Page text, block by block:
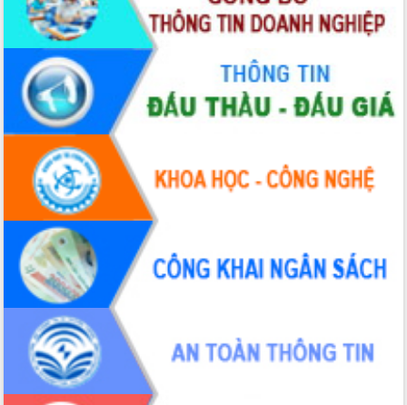
Thứ trưởng Bộ Y tế làm việc với tỉnh
Đắk Lắk về phát triển nhân lực y tế
cho trạm y tế cấp xã
Du lịch Đắk Lắk nâng tầm trải nghiệm
du khách thông qua Hệ thống cơ sở dữ
liệu và Bản đồ số
Tập huấn ứng dụng trí tuệ nhân tạo (AI)
trong thương mại điện tử năm 2026
Đoàn đại biểu Quốc hội tỉnh Đắk Lắk
trao đổi thông tin trước Kỳ họp thứ
nhất, Quốc hội khóa XVI
Quyết liệt cải cách hành chính, khơi
thông nguồn lực phát triển
Nâng cao hiệu lực, hiệu quả HĐND
tỉnh thông qua hiện đại hóa hành chính
Xã Ea Phê gắn cải cách hành chính với
chuyển đổi số
Phó Chủ tịch Thường trực UBND tỉnh
Hồ Thị Nguyên Thảo làm việc tại Trung
tâm Phục vụ hành chính công xã Ea